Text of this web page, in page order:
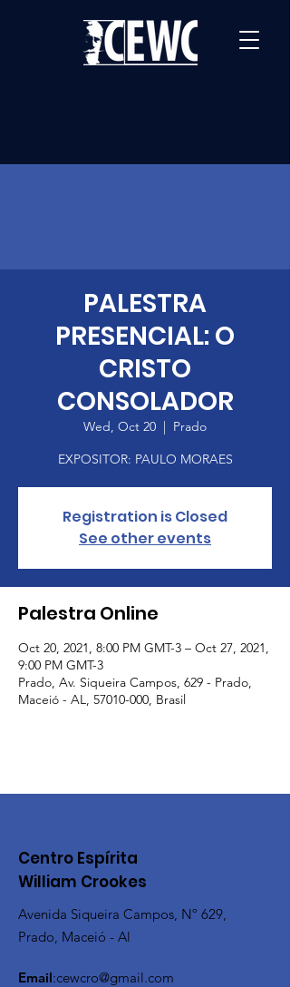
PALESTRA
PRESENCIAL: O
CRISTO
CONSOLADOR
Wed, Oct 20
  |
Prado
EXPOSITOR: PAULO MORAES
Registration is Closed
See other events
Palestra Online
Oct 20, 2021, 8:00 PM GMT-3 – Oct 27, 2021,
9:00 PM GMT-3
Prado, Av. Siqueira Campos, 629 - Prado,
Maceió - AL, 57010-000, Brasil
Centro Espírita
William Crookes
Avenida Siqueira Campos, Nº 629,
Prado, Maceió - Al
Email:cewcro@gmail.com